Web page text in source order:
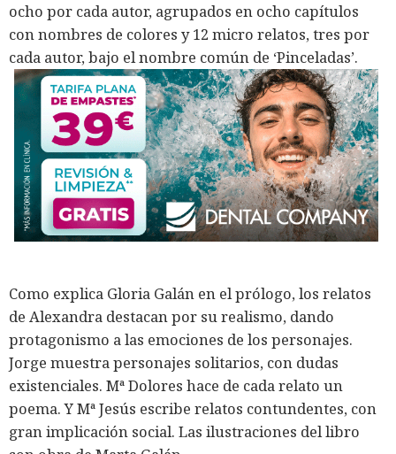
ocho por cada autor, agrupados en ocho capítulos
con nombres de colores y 12 micro relatos, tres por
cada autor, bajo el nombre común de ‘Pinceladas’.
Como explica Gloria Galán en el prólogo, los relatos
de Alexandra destacan por su realismo, dando
protagonismo a las emociones de los personajes.
Jorge muestra personajes solitarios, con dudas
existenciales. Mª Dolores hace de cada relato un
poema. Y Mª Jesús escribe relatos contundentes, con
gran implicación social. Las ilustraciones del libro